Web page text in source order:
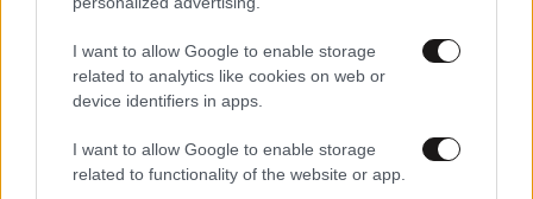
I want to allow Google to enable storage
related to analytics like cookies on web or
device identifiers in apps.
I want to allow Google to enable storage
related to functionality of the website or app.